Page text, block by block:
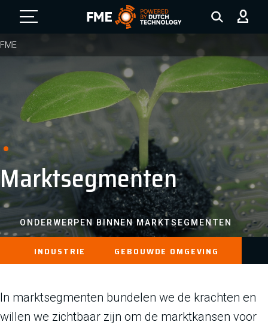
FME Logo, to the homepage
FME
Marktsegmenten
ONDERWERPEN BINNEN MARKTSEGMENTEN
INDUSTRIE GEBOUWDE OMGEVING
In marktsegmenten bundelen we de krachten en
willen we zichtbaar zijn om de marktkansen voor